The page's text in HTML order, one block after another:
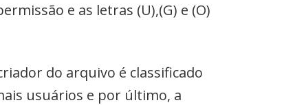
e as letras (U),(G) e (O)
do arquivo é classificado
usuários e por último, a